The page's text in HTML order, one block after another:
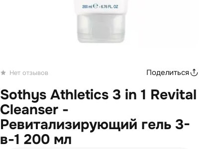
Нет отзывов Поделиться
Sothys Athletics 3 in 1 Revital
Cleanser -
Ревитализирующий гель 3-
в-1 200 мл